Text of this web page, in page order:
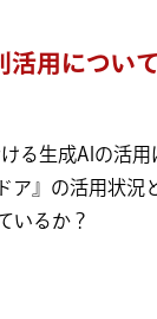
活用につい
る生成AIの活
ア』の活用状況
いるか？